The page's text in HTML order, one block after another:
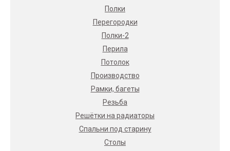
Полки
Перегородки
Полки-2
Перила
Потолок
Производство
Рамки, багеты
Резьба
Решётки на радиаторы
Спальни под старину
Столы